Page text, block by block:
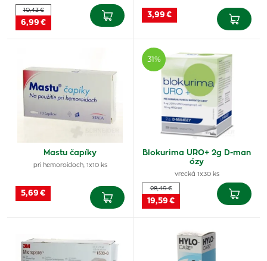
10,43 €
6,99 €
3,99 €
Mastu čapíky
pri hemoroidoch, 1x10 ks
5,69 €
31%
Blokurima URO+ 2g D-man
ózy
vrecká 1x30 ks
28,49 €
19,59 €